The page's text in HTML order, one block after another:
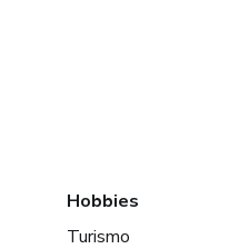
Hobbies
Turismo